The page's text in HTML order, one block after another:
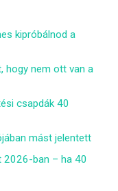
kipróbálnod a
hogy nem ott van a
csapdák 40
mást jelentett
2026-ban – ha 40